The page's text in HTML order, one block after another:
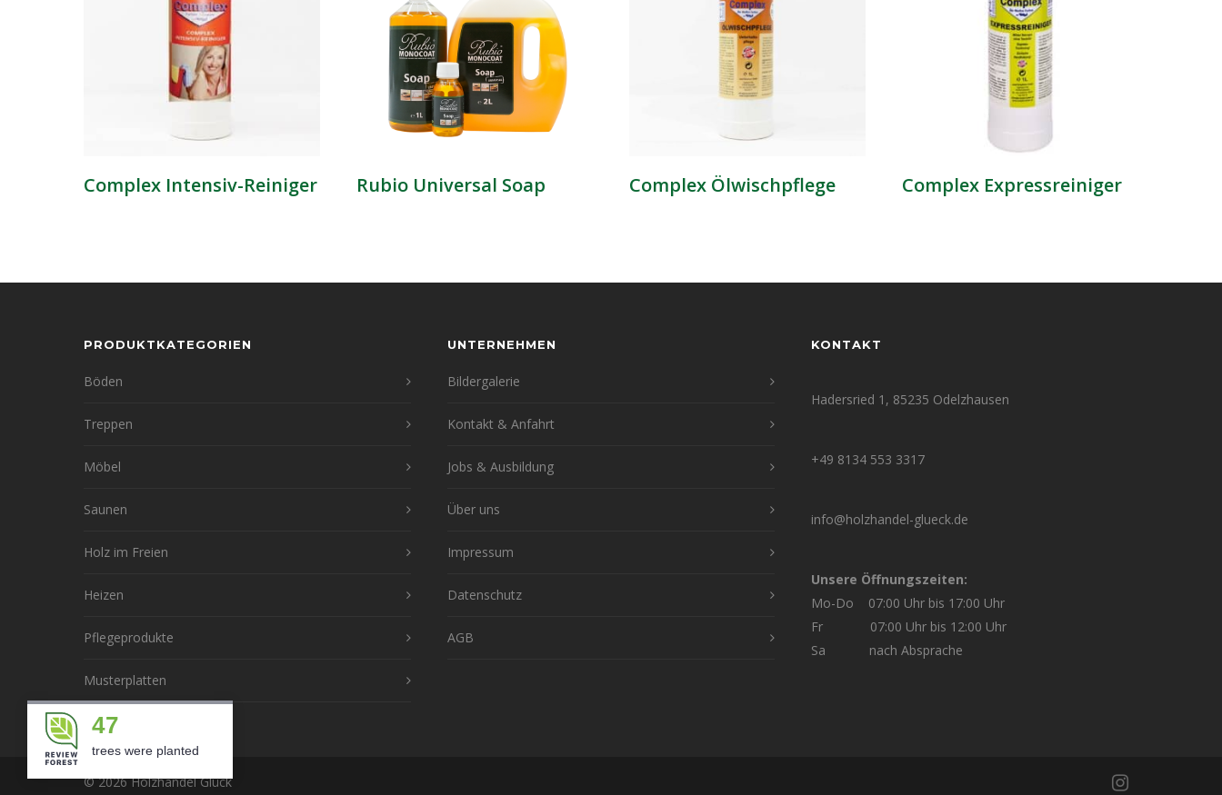
Complex Intensiv-Reiniger Rubio Universal Soap Complex Ölwischpflege Complex Expressreiniger
PRODUKTKATEGORIEN
Böden
Treppen
Möbel
Saunen
Holz im Freien
Heizen
Pflegeprodukte
Musterplatten
UNTERNEHMEN
Bildergalerie
Kontakt & Anfahrt
Jobs & Ausbildung
Über uns
Impressum
Datenschutz
AGB
KONTAKT
Hadersried 1, 85235 Odelzhausen
+49 8134 553 3317
info@holzhandel-glueck.de
Unsere Öffnungszeiten:
Mo-Do 07:00 Uhr bis 17:00 Uhr
Fr 07:00 Uhr bis 12:00 Uhr
Sa nach Absprache
© 2026 Holzhandel Glück
47
trees were planted